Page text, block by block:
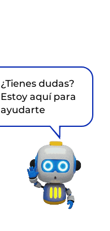
¿Tienes dudas?
Estoy aquí para
ayudarte